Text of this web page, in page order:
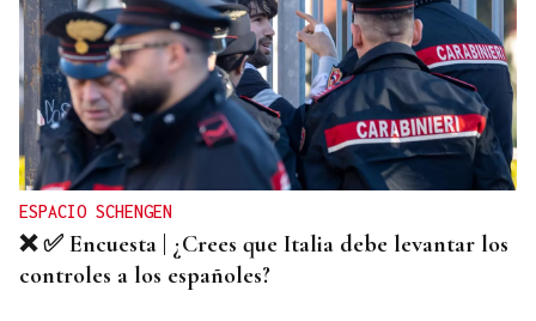
ÁLBUM DE FOTOS
Galería | Mario Ruiz-Tagle, CEO de Iberdrola
España, congrega a numerosas personalidades en
el Foro La Región
ESPACIO SCHENGEN
❌ ✅ Encuesta | ¿Crees que Italia debe levantar los
controles a los españoles?